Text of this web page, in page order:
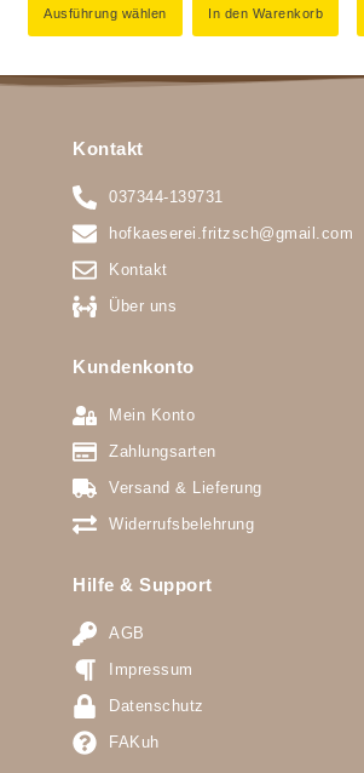
Ausführung wählen In den Warenkorb
Kontakt
037344-139731
hofkaeserei.fritzsch@gmail.com
Kontakt
Über uns
Kundenkonto
Mein Konto
Zahlungsarten
Versand & Lieferung
Widerrufsbelehrung
Hilfe & Support
AGB
Impressum
Datenschutz
FAKuh